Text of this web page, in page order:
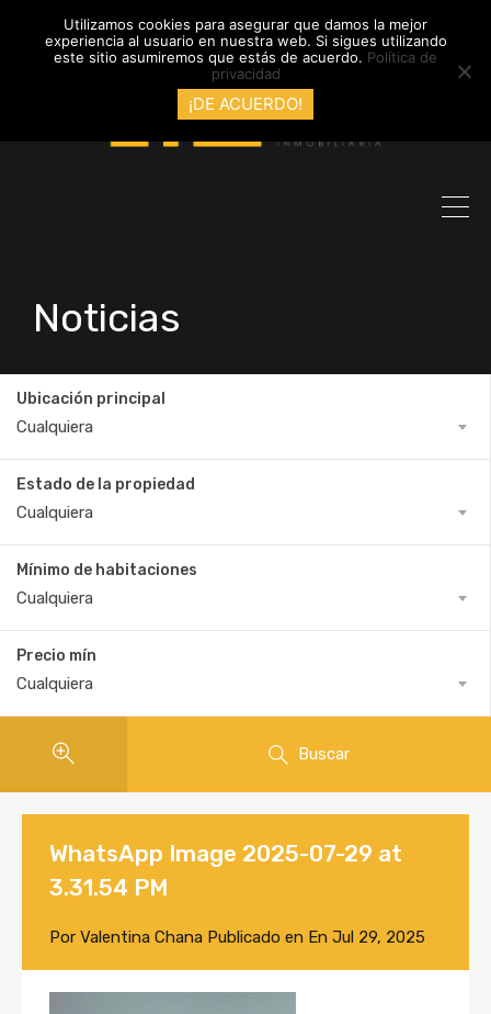
info@inmobiliariadyl.com
Noticias
Ubicación principal
Cualquiera
Estado de la propiedad
Cualquiera
Mínimo de habitaciones
Cualquiera
Precio mín
Cualquiera
Buscar
WhatsApp Image 2025-07-29 at
3.31.54 PM
Por Valentina Chana Publicado en En Jul 29, 2025
Utilizamos cookies para asegurar que damos la mejor
experiencia al usuario en nuestra web. Si sigues utilizando
este sitio asumiremos que estás de acuerdo. Política de
privacidad
¡DE ACUERDO!